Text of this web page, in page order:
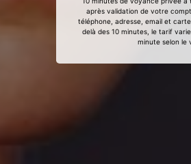
après validation de votre
téléphone, adresse, email et
delà des 10 minutes, le tarif
minute selon le